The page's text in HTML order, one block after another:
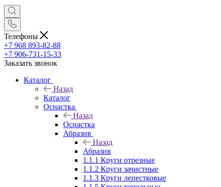
Телефоны
+7 968 893-82-88
+7 906-731-15-33
Заказать звонок
Каталог
Назад
Каталог
Оснастка
Назад
Оснастка
Абразив
Назад
Абразив
1.1.1 Круги отрезные
1.1.2 Круги зачистные
1.1.3 Круги лепестковые